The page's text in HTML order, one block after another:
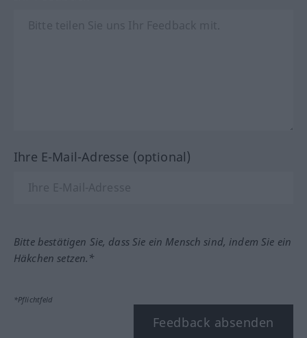
Ihre E-Mail-Adresse (optional)
Bitte bestätigen Sie, dass Sie ein Mensch sind, indem Sie ein
Häkchen setzen.*
*Pflichtfeld
Feedback absenden